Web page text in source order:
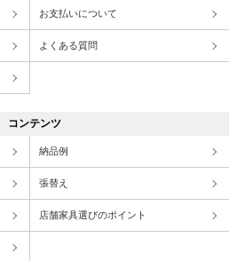
お支払いについて
よくある質問
コンテンツ
納品例
張替え
店舗家具選びのポイント